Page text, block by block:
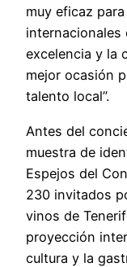
muy eficaz
internacionales
excelencia y la
mejor ocasión
talento local”.
Antes del
muestra de
Espejos del
230 invitados
vinos de
proyección
cultura y la